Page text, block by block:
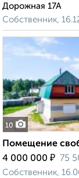
Дорожная 17А
Собственник,
10
Помещение
4 000 000 ₽ 75
Собственник,